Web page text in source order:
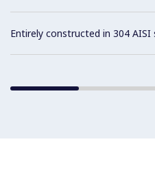
Entirely constructed in 304 AISI